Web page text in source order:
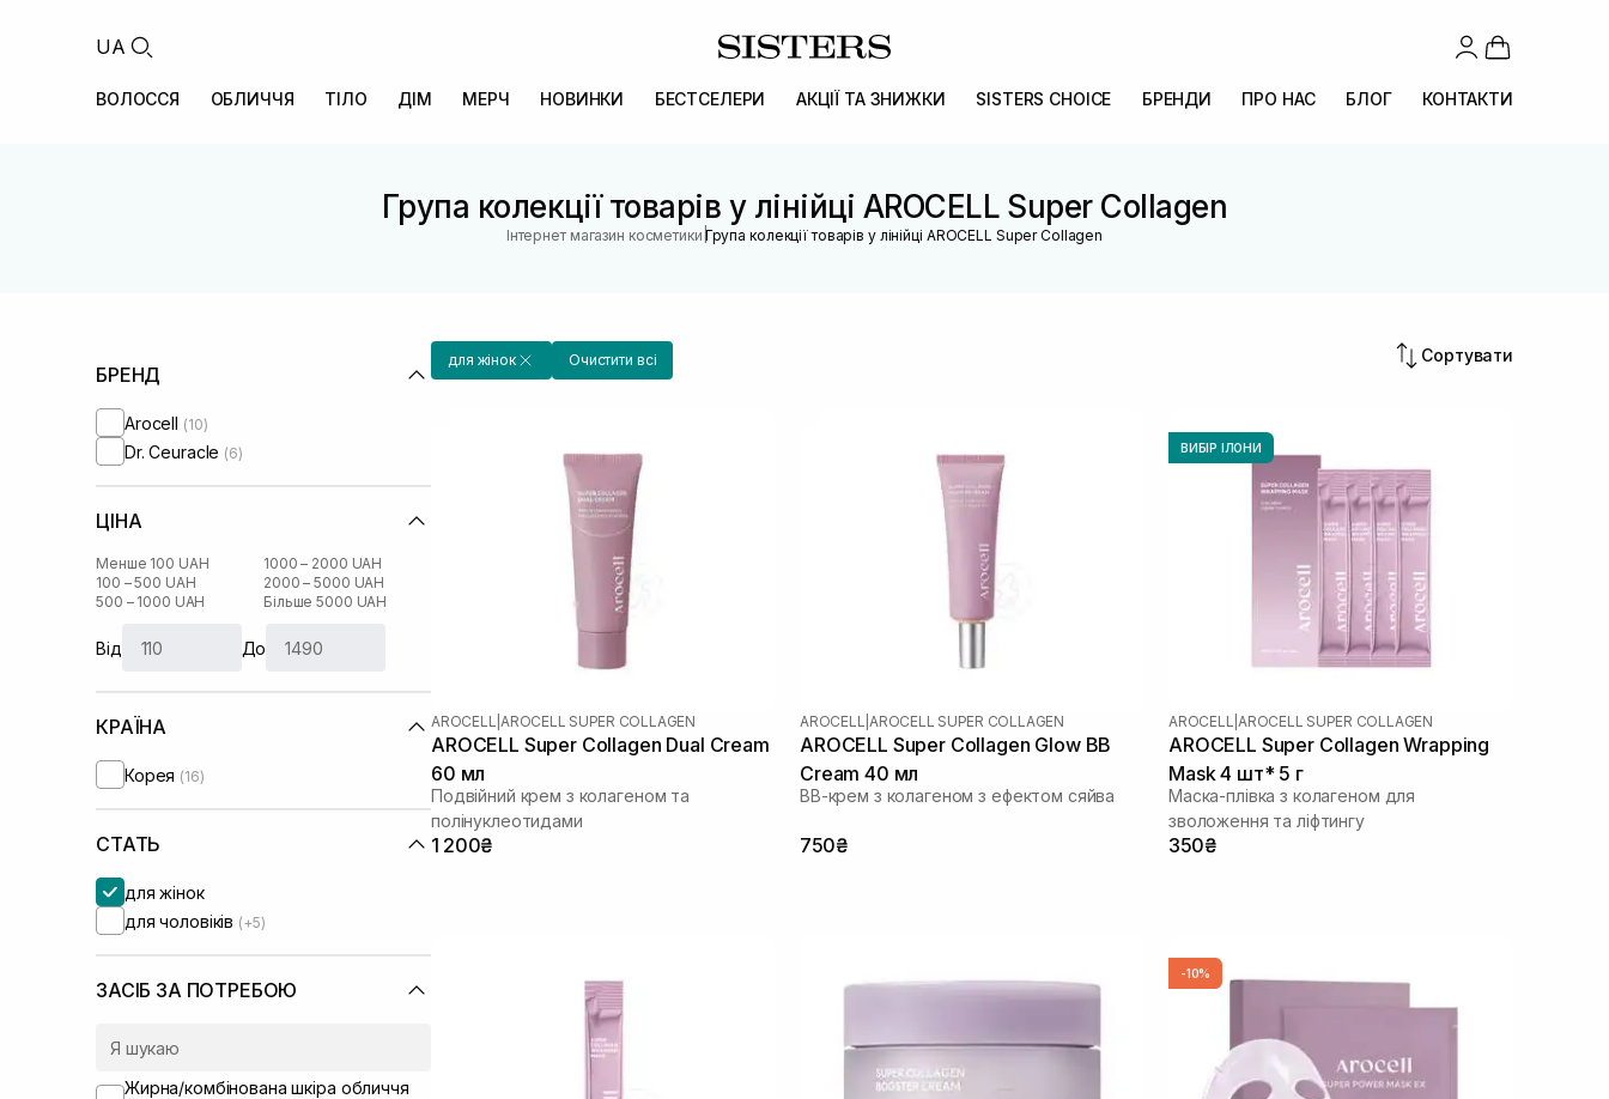
UA
ВОЛОССЯ ОБЛИЧЧЯ ТІЛО ДІМ МЕРЧ НОВИНКИ БЕСТСЕЛЕРИ АКЦІЇ ТА ЗНИЖКИ SISTERS CHOICE БРЕНДИ ПРО НАС БЛОГ КОНТАКТИ
Група колекції товарів у лінійці AROCELL Super Collagen
Інтернет магазин косметики |Група колекції товарів у лінійці AROCELL Super Collagen
БРЕНД
Arocell (10)
Dr. Ceuracle (6)
ЦІНА
Менше 100 UAH
100 – 500 UAH
500 – 1000 UAH
1000 – 2000 UAH
2000 – 5000 UAH
Більше 5000 UAH
Від До
КРАЇНА
Корея (16)
СТАТЬ
для жінок
для чоловіків (+5)
ЗАСІБ ЗА ПОТРЕБОЮ
Жирна/комбінована шкіра обличчя
для жінок Очистити всі Сортувати
AROCELL AROCELL SUPER COLLAGEN
AROCELL Super Collagen Dual Cream
60 мл
Подвійний крем з колагеном та
полінуклеотидами
1 200₴
AROCELL AROCELL SUPER COLLAGEN
AROCELL Super Collagen Glow BB
Cream 40 мл
ВВ-крем з колагеном з ефектом сяйва
750₴
ВИБІР ІЛОНИ
AROCELL AROCELL SUPER COLLAGEN
AROCELL Super Collagen Wrapping
Mask 4 шт* 5 г
Маска-плівка з колагеном для
зволоження та ліфтингу
350₴
-10%